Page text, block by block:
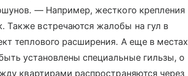
— Например, жесткого крепления
встречаются жалобы на гул в
теплового расширения. А еще в местах
установлены специальные гильзы, о
квартирами распространяются через